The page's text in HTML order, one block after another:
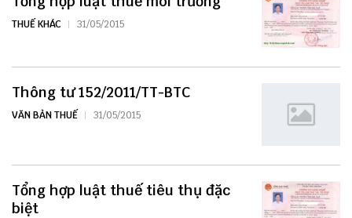
THUẾ KHÁC 31/05/2015
Thông tư 152/2011/TT-BTC
VĂN BẢN THUẾ 31/05/2015
Tổng hợp luật thuế tiêu thụ đặc
biệt